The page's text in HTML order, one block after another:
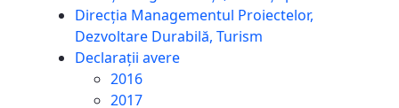
Direcția Managementul Proiectelor,
Dezvoltare Durabilă, Turism
Declarații avere
2016
2017